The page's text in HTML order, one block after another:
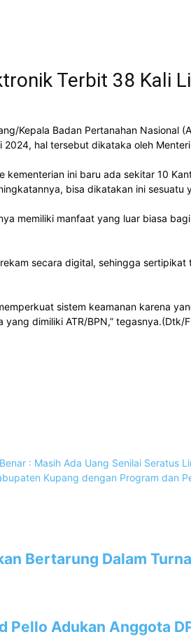
Terbit 38 Kali
Kepala Badan Pertanahan
hal tersebut dikataka oleh
ini baru ada sekitar 10
bisa dikatakan ini sesuatu
memiliki manfaat yang luar biasa
secara digital, sehingga
sistem keamanan karena
dimiliki ATR/BPN,” tegasnya.(Dtk/
: Masih Ada Uang Senilai Seratus
Kupang dengan Program dan
Bertarung Dalam
Pello Adukan Anggota